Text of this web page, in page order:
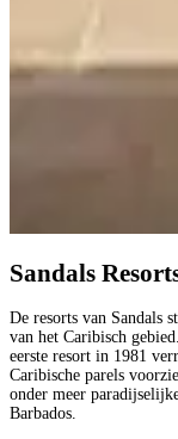
Sandals
De resorts van Sandals
van het Caribisch
eerste resort in 1981
Caribische parels
onder meer
Barbados.